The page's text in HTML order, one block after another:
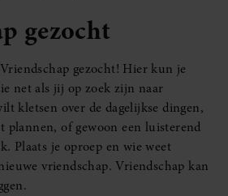
gezocht
gezocht! Hier kun je
net als jij op zoek zijn naar
kletsen over de dagelijkse dingen,
plannen, of gewoon een luisterend
Plaats je oproep en wie weet
vriendschap. Vriendschap kan